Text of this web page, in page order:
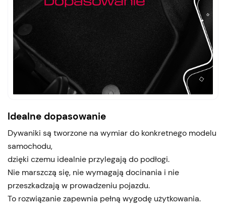
Idealne dopasowanie
Dywaniki są tworzone na wymiar do konkretnego modelu
samochodu,
dzięki czemu idealnie przylegają do podłogi.
Nie marszczą się, nie wymagają docinania i nie
przeszkadzają w prowadzeniu pojazdu.
To rozwiązanie zapewnia pełną wygodę użytkowania.